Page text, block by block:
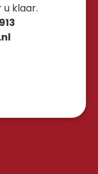
u klaar.